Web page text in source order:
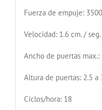
Fuerza de empuje:
Velocidad: 1.6 cm. / seg.
Ancho de puertas
Altura de puertas: 2.5 a
Ciclos/hora: 18